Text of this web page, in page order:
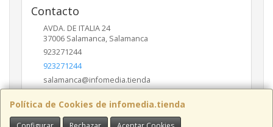
Política de Cookies de infomedia.tienda
Contacto
AVDA. DE ITALIA 24
37006 Salamanca, Salamanca
923271244
923271244
salamanca@infomedia.tienda
Horario